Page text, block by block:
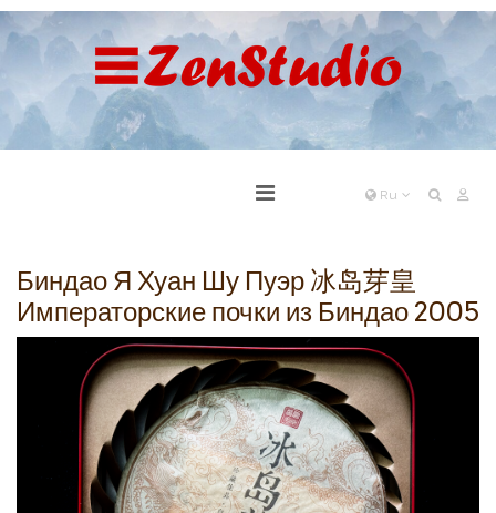
Ru
Биндао Я Хуан Шу Пуэр 冰岛芽皇
Императорские почки из Биндао 2005